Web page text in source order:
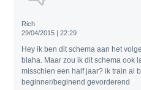
Rich
29/04/2015 | 22:29
Hey ik ben dit schema aan het
blaha. Maar zou ik dit schema ook
misschien een half jaar? ik train al
beginner/beginend gevorderend